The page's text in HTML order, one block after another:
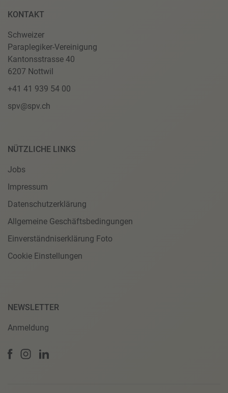
KONTAKT
Schweizer
Paraplegiker-Vereinigung
Kantonsstrasse 40
6207 Nottwil
+41 41 939 54 00
spv@spv.ch
NÜTZLICHE LINKS
Jobs
Impressum
Datenschutzerklärung
Allgemeine Geschäftsbedingungen
Einverständniserklärung Foto
Cookie Einstellungen
NEWSLETTER
Anmeldung